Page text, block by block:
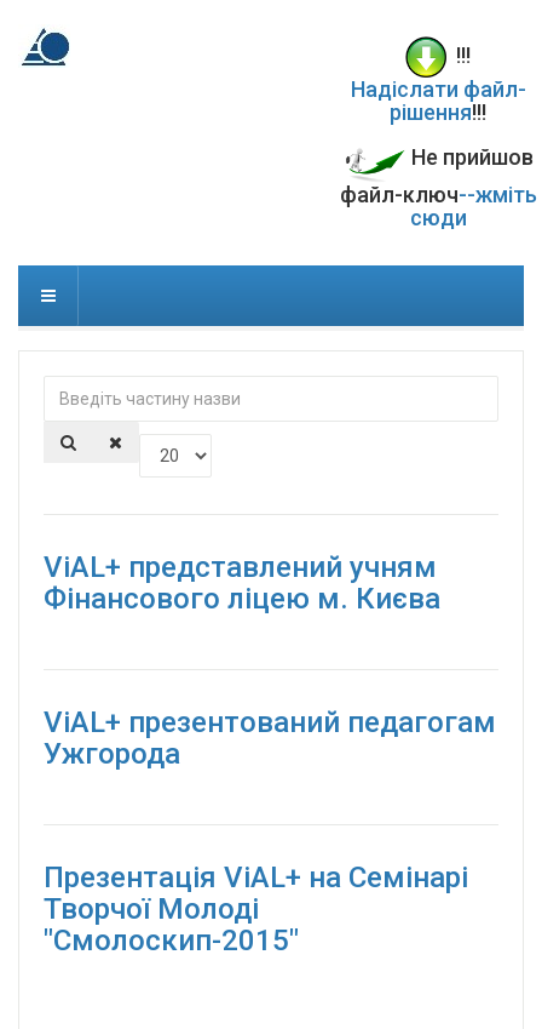
!!!
Надіслати файл-
рішення!!!
Не прийшов
файл-ключ--жміть
сюди
Введіть
частину
назви
Показувати
ViAL+ представлений учням
Фінансового ліцею м. Києва
ViAL+ презентований педагогам
Ужгорода
Презентація ViAL+ на Семінарі
Творчої Молоді
"Смолоскип-2015"